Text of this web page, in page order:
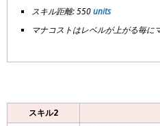
スキル距離: 550units
マナコストはレベルが上がる毎に
スキル2